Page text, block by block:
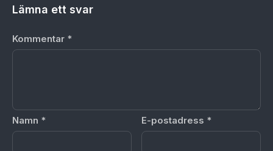
Lämna ett svar
Kommentar *
Namn * E-postadress *